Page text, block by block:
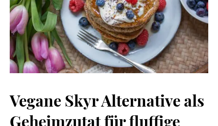
Vegane Skyr Alternative als
Geheimzutat für fluffige